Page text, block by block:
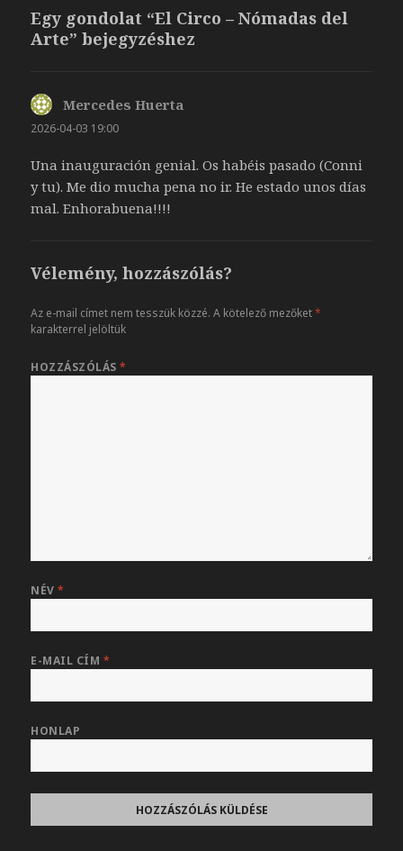
o
k
e
g
Egy gondolat “El Circo – Nómadas del
Arte” bejegyzéshez
Mercedes Huerta
2026-04-03 19:00
Una inauguración genial. Os habéis pasado (Conni
y tu). Me dio mucha pena no ir. He estado unos días
mal. Enhorabuena!!!!
Vélemény, hozzászólás?
Az e-mail címet nem tesszük közzé. A kötelező mezőket*
karakterrel jelöltük
HOZZÁSZÓLÁS*
NÉV*
E-MAIL CÍM *
HONLAP